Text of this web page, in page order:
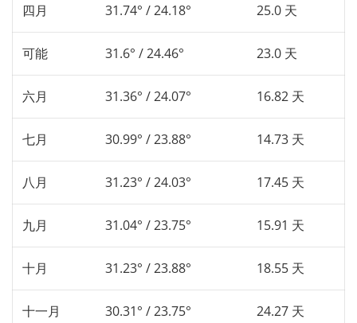
四月 31.74° / 24.18° 25.0 天
可能 31.6° / 24.46° 23.0 天
六月 31.36° / 24.07° 16.82 天
七月 30.99° / 23.88° 14.73 天
八月 31.23° / 24.03° 17.45 天
九月 31.04° / 23.75° 15.91 天
十月 31.23° / 23.88° 18.55 天
十一月 30.31° / 23.75° 24.27 天